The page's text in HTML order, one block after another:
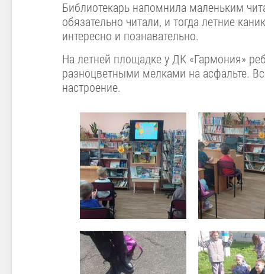
Библиотекарь напомнила маленьким
обязательно читали, и тогда летние
интересно и познавательно.
На летней площадке у ДК «Гармония»
разноцветными мелками на асфальте.
настроение.